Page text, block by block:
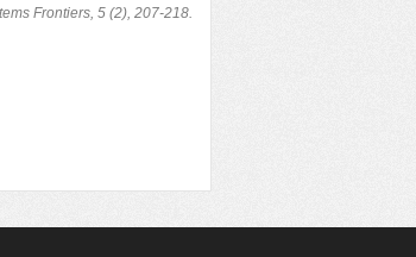
Frontiers, 5 (2), 207-218.